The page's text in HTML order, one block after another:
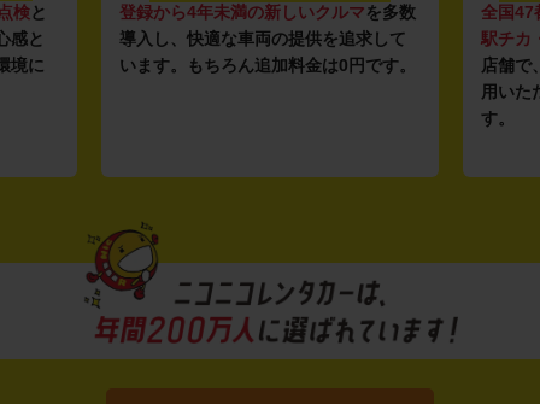
検と
感と
境に
登録から4年未満の新しいクルマを多数
導入し、快適な車両の提供を追求して
います。もちろん追加料金は0円です。
全国47
駅チカ
店舗で
用いた
す。